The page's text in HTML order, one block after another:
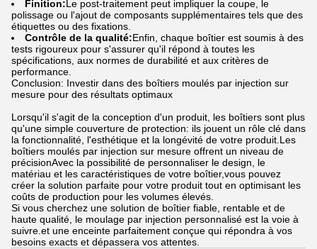
Finition:Le post-traitement peut impliquer la coupe, le
polissage ou l'ajout de composants supplémentaires tels que des
étiquettes ou des fixations.
Contrôle de la qualité:Enfin, chaque boîtier est soumis à des
tests rigoureux pour s'assurer qu'il répond à toutes les
spécifications, aux normes de durabilité et aux critères de
performance.
Conclusion: Investir dans des boîtiers moulés par injection sur
mesure pour des résultats optimaux
Lorsqu'il s'agit de la conception d'un produit, les boîtiers sont plus
qu'une simple couverture de protection: ils jouent un rôle clé dans
la fonctionnalité, l'esthétique et la longévité de votre produit.Les
boîtiers moulés par injection sur mesure offrent un niveau de
précisionAvec la possibilité de personnaliser le design, le
matériau et les caractéristiques de votre boîtier,vous pouvez
créer la solution parfaite pour votre produit tout en optimisant les
coûts de production pour les volumes élevés.
Si vous cherchez une solution de boîtier fiable, rentable et de
haute qualité, le moulage par injection personnalisé est la voie à
suivre.et une enceinte parfaitement conçue qui répondra à vos
besoins exacts et dépassera vos attentes.